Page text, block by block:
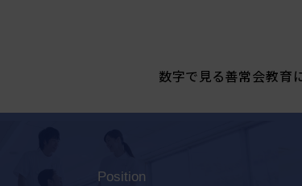
数字で見る善常会教育
Position